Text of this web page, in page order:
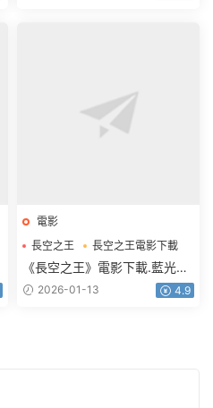
電影
長空之王
長空之王電影下載
《長空之王》電影下載.藍光版
1080p.BD國語中字
2026-01-13 4.9